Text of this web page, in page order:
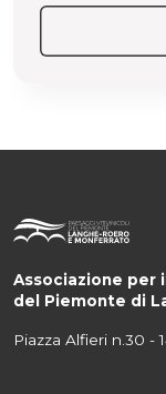
Associazione per
del Piemonte di
Piazza Alfieri n.30 -